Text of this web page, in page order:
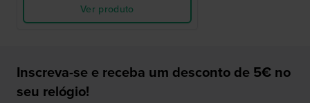
Ver produto
Inscreva-se e receba um desconto de 5€ no
seu relógio!